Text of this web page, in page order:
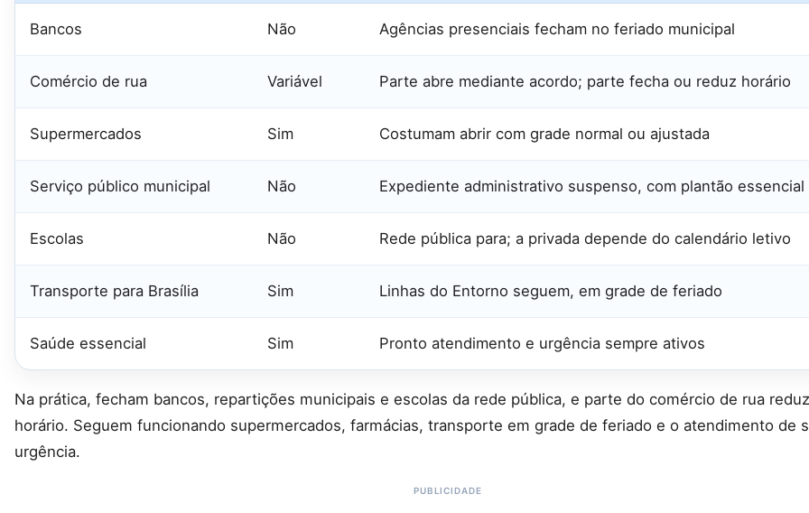
Bancos Não Agências presenciais fecham no feriado municipal
Comércio de rua Variável Parte abre mediante acordo; parte fecha ou reduz horário
Supermercados Sim Costumam abrir com grade normal ou ajustada
Serviço público municipal Não Expediente administrativo suspenso, com plantão essencial
Escolas Não Rede pública para; a privada depende do calendário letivo
Transporte para Brasília Sim Linhas do Entorno seguem, em grade de feriado
Saúde essencial Sim Pronto atendimento e urgência sempre ativos
Na prática, fecham bancos, repartições municipais e escolas da rede pública, e parte do comércio de rua
horário. Seguem funcionando supermercados, farmácias, transporte em grade de feriado e o atendimento de
urgência.